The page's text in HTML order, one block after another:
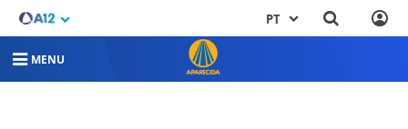
PT
MENU